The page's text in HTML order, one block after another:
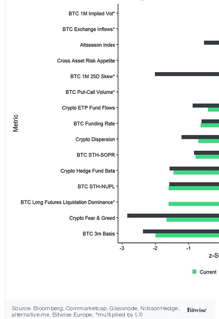
Source: Bloomberg, Coinmarketcap, Glassnode, NilssonHedge,
alternative.me, Bitwise Europe; *multiplied by (-1)